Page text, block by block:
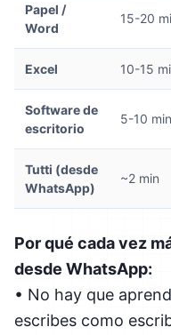
Papel /
Word
15-20
Excel 10-15
Software de
escritorio
5-10 min
Tutti (desde
WhatsApp)
~2 min
Por qué cada vez
desde WhatsApp:
• No hay que
escribes como